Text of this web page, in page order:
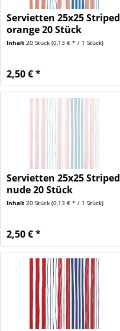
Servietten 25x25 Striped
orange 20 Stück
Inhalt20 Stück(0,13 € * / 1 Stück)
2,50 € *
Servietten 25x25 Striped
nude 20 Stück
Inhalt20 Stück(0,13 € * / 1 Stück)
2,50 € *